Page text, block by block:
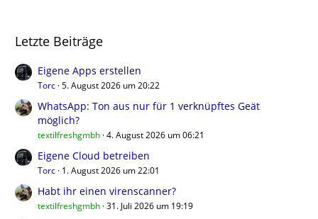
Letzte Beiträge
Eigene Apps erstellen
Torc 5. August 2026 um 20:22
WhatsApp: Ton aus nur für 1 verknüpftes Geät
möglich?
textilfreshgmbh 4. August 2026 um 06:21
Eigene Cloud betreiben
Torc 1. August 2026 um 22:01
Habt ihr einen virenscanner?
textilfreshgmbh 31. Juli 2026 um 19:19